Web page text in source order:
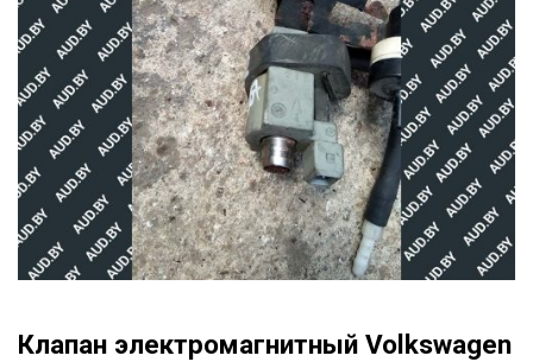
Клапан электромагнитный Volkswagen